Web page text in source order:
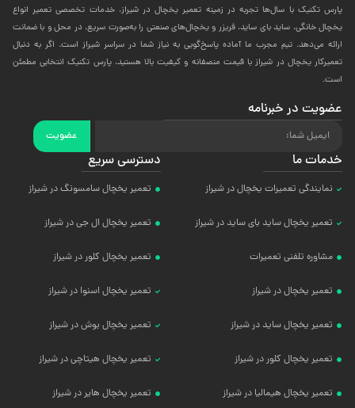
پارس تکنیک با سال‌ها تجربه در زمینه تعمیر یخچال در شیراز، خدمات تخصصی تعمیر انواع
یخچال خانگی، ساید بای ساید، فریزر و یخچال‌های صنعتی را به‌صورت سریع، در محل و با ضمانت
ارائه می‌دهد. تیم مجرب ما آماده پاسخ‌گویی به نیاز شما در سراسر شیراز است. اگر به دنبال
تعمیرکار یخچال در شیراز با قیمت منصفانه و کیفیت بالا هستید، پارس تکنیک انتخابی مطمئن
است.
عضویت در خبرنامه
عضویت
خدمات ما
نمایندگی تعمیرات یخچال در شیراز
تعمیر یخچال ساید بای ساید در شیراز
مشاوره تلفنی تعمیرات
تعمیر یخچال در شیراز
تعمیر یخچال ساید در شیراز
تعمیر یخچال کلور در شیراز
تعمیر یخچال هیمالیا در شیراز
دسترسی سریع
تعمیر یخچال سامسونگ در شیراز
تعمیر یخچال ال جی در شیراز
تعمیر یخچال کلور در شیراز
تعمیر یخچال اسنوا در شیراز
تعمیر یخچال بوش در شیراز
تعمیر یخچال هیتاچی در شیراز
تعمیر یخچال هایر در شیراز